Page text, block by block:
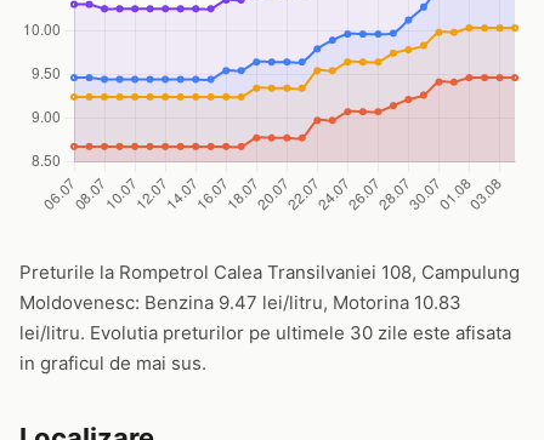
Preturile la Rompetrol Calea Transilvaniei 108, Campulung
Moldovenesc: Benzina 9.47 lei/litru, Motorina 10.83
lei/litru. Evolutia preturilor pe ultimele 30 zile este afisata
in graficul de mai sus.